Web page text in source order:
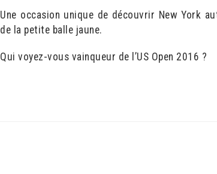
Une occasion unique de découvrir New York
de la petite balle jaune.
Qui voyez-vous vainqueur de l’US Open 2016 ?